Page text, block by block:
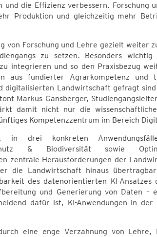
die Effizienz verbessern. Forschung
Produktion und gleichzeitig mehr
von Forschung und Lehre gezielt weiter
zu setzen. Besonders
integrieren und so den Praxisbezug
aus fundierter Agrarkompetenz und
digitalisierten Landwirtschaft gefragt
Markus Gansberger,
damit nicht nur die
Kompetenzzentrum im Bereich
in drei konkreten
& Biodiversität sowie
zentrale Herausforderungen der
die Landwirtschaft hinaus
des datenorientierten KI-Ansatzes
und Generierung von Daten –
dafür ist, KI-Anwendungen in der
eine enge Verzahnung von Lehre,